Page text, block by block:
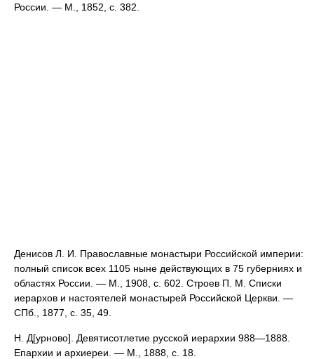
России. — М., 1852, с. 382.
Денисов Л. И. Православные монастыри Российской империи:
полный список всех 1105 ныне действующих в 75 губерниях и
областях России. — М., 1908, с. 602. Строев П. М. Списки
иерархов и настоятелей монастырей Российской Церкви. —
СПб., 1877, с. 35, 49.
Н. Д[урново]. Девятисотлетие русской иерархии 988—1888.
Епархии и архиереи. — М., 1888, с. 18.